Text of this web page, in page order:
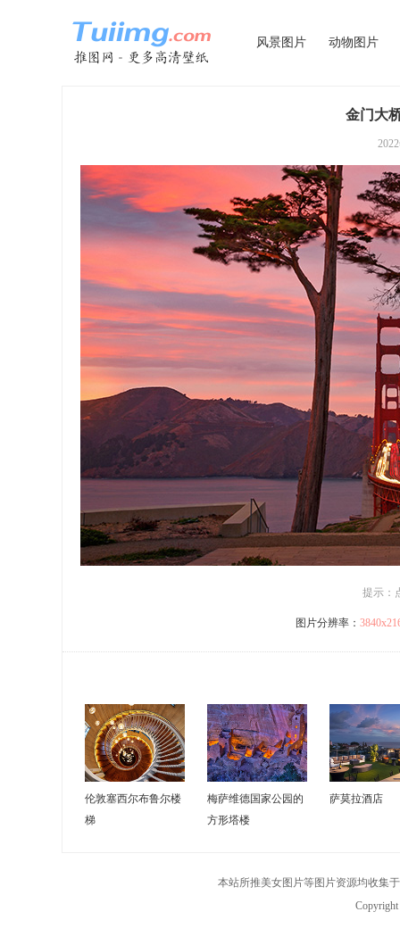
风景图片 动物图片
金门大
提示：
图片分辨率：
伦敦塞西尔布鲁尔楼
梯
梅萨维德国家公园的
方形塔楼
萨莫拉酒店
本站所推美女图片等图片资源均收集